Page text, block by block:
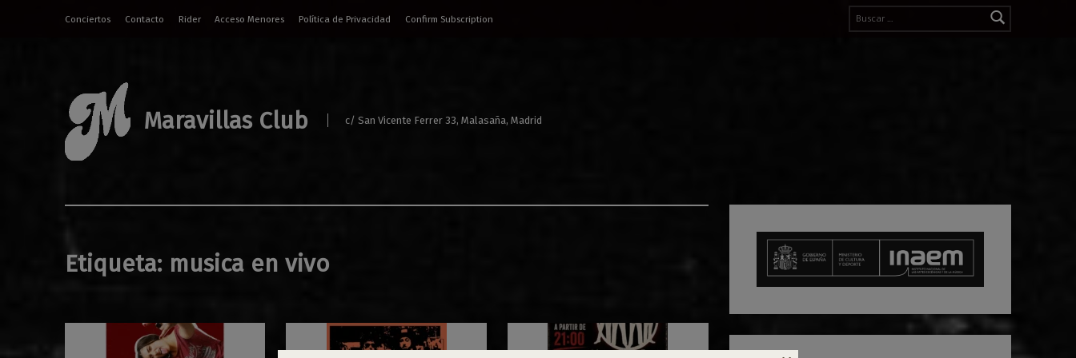
Buscar:
Conciertos
Contacto Rider Acceso Menores Política de Privacidad Confirm Subscription
Maravillas Club c/ San Vicente Ferrer 33, Malasaña, Madrid
Etiqueta: musica en vivo